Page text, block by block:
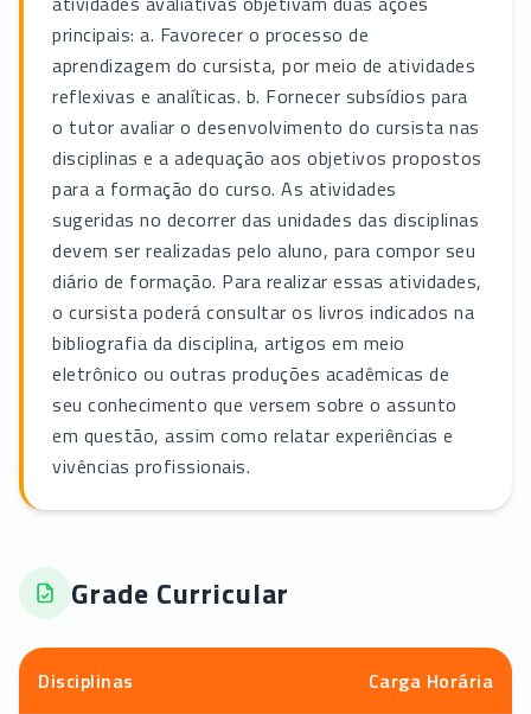
principais: a. Favorecer o processo de
aprendizagem do cursista, por meio de atividades
reflexivas e analíticas. b. Fornecer subsídios para
o tutor avaliar o desenvolvimento do cursista nas
disciplinas e a adequação aos objetivos propostos
para a formação do curso. As atividades
sugeridas no decorrer das unidades das disciplinas
devem ser realizadas pelo aluno, para compor seu
diário de formação. Para realizar essas atividades,
o cursista poderá consultar os livros indicados na
bibliografia da disciplina, artigos em meio
eletrônico ou outras produções acadêmicas de
seu conhecimento que versem sobre o assunto
em questão, assim como relatar experiências e
vivências profissionais.
Grade Curricular
Disciplinas Carga Horária